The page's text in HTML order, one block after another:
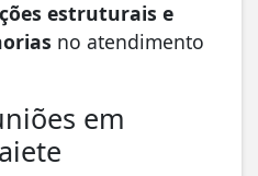
estruturais e
no atendimento
em